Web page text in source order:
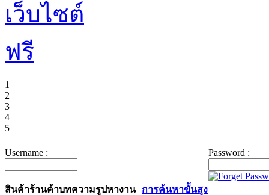
1
2
3
4
5
Username : Password :
สินค้าร้านค้าบทความรูปหางาน
การค้นหาขั้นสูง